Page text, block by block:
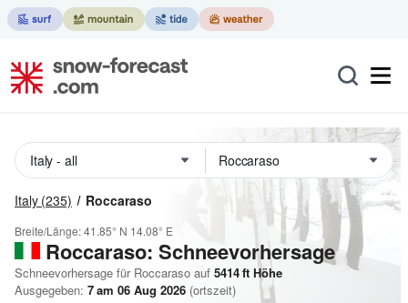
Italy (235) Roccaraso
Breite/Länge:41.85° N 14.08° E
Roccaraso: Schneevorhersage
Schneevorhersage für Roccaraso auf 5414ft Höhe
Ausgegeben: 7 am 06 Aug 2026 (ortszeit)